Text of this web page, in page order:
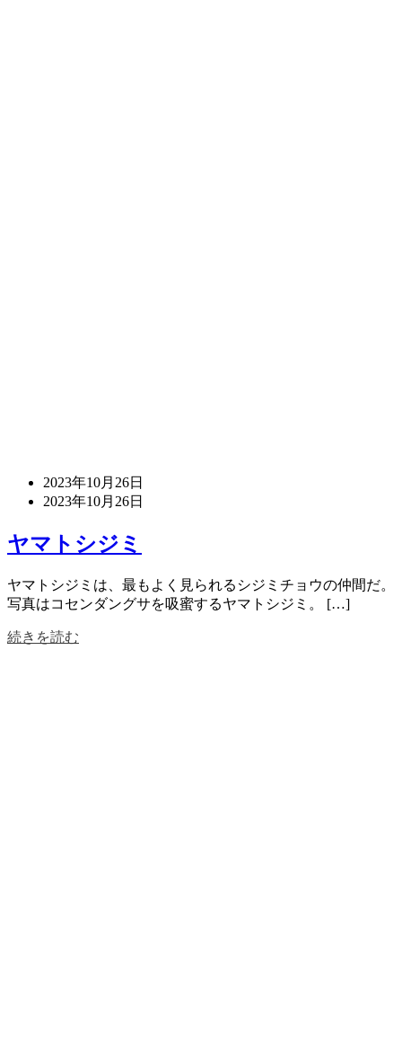
2023年10月26日
2023年10月26日
ヤマトシジミ
ヤマトシジミは、最もよく見られるシジミチョウの仲間だ。
写真はコセンダングサを吸蜜するヤマトシジミ。 […]
続きを読む